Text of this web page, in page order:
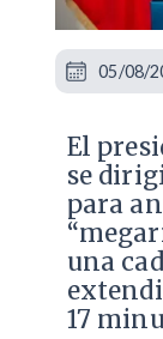
El
se
para
una
17
05/08/